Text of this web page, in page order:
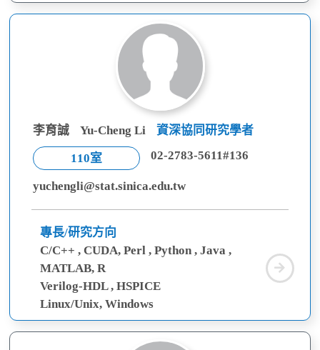
李育誠 Yu-Cheng Li 資深協同研究學者
110室 02-2783-5611#136
yuchengli@stat.sinica.edu.tw
專長/研究方向
C/C++ , CUDA, Perl , Python , Java ,
MATLAB, R
Verilog-HDL , HSPICE
Linux/Unix, Windows
李
育